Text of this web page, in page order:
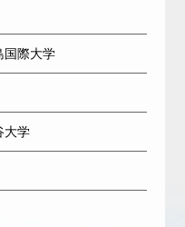
国際大学
大学